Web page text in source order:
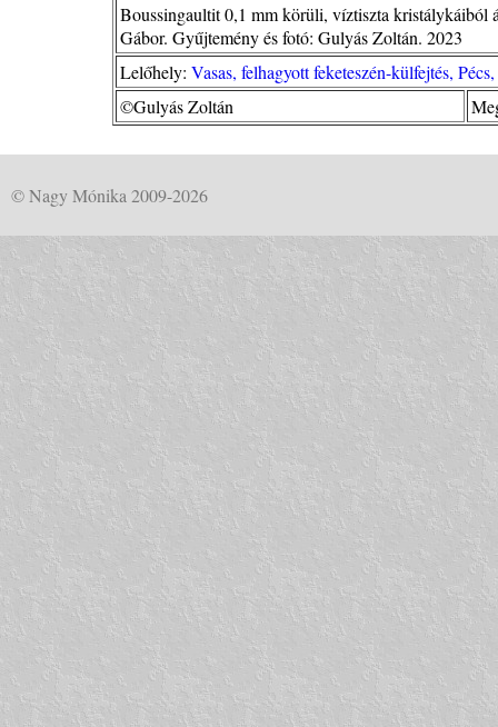
Boussingaultit 0,1 mm körüli, víztiszta kristálykáiból
Gábor. Gyűjtemény és fotó: Gulyás Zoltán. 2023
Lelőhely: Vasas, felhagyott feketeszén-külfejtés,
©Gulyás Zoltán
© Nagy Mónika 2009-2026